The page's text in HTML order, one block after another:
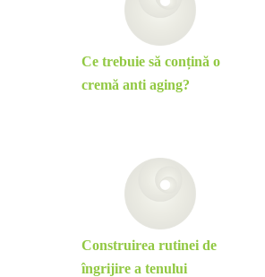
Ce trebuie să conțină o
cremă anti aging?
Construirea rutinei de
îngrijire a tenului